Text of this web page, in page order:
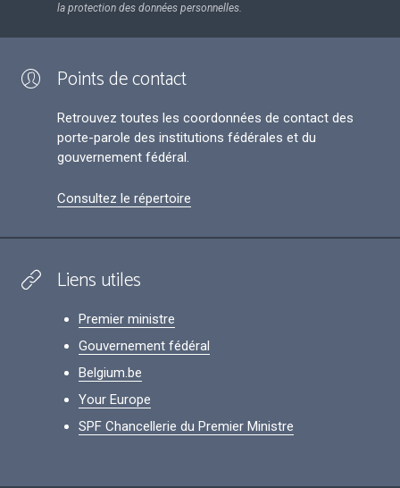
la protection des données personnelles.
Points de contact
Retrouvez toutes les coordonnées de contact des
porte-parole des institutions fédérales et du
gouvernement fédéral.
Consultez le répertoire
Liens utiles
Premier ministre
Gouvernement fédéral
Belgium.be
Your Europe
SPF Chancellerie du Premier Ministre